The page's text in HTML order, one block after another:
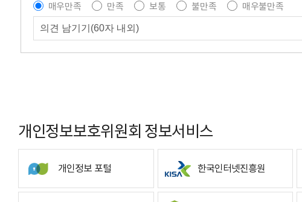
매우만족
만족 보통 불만족
매우불만족
개인정보보호위원회 정보서비스
개인정보 포털 한국인터넷진흥원